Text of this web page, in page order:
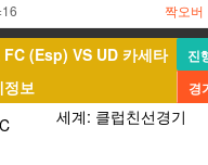
짝오버
FC (Esp) VS UD 카세타
보
진
경
세계: 클럽친선경기